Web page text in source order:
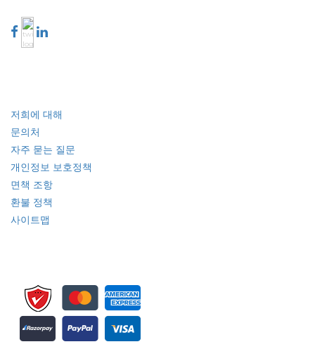
저희에 대해
문의처
자주 묻는 질문
개인정보 보호정책
면책 조항
환불 정책
사이트맵